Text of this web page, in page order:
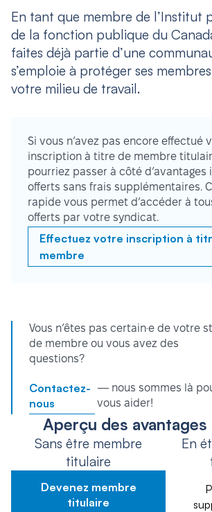
En tant que membre de l’Institut
de la fonction publique du
faites déjà partie d’une
s’emploie à protéger ses
votre milieu de travail.
Si vous n’avez pas encore effectué
inscription à titre de membre
pourriez passer à côté d’avantages
offerts sans frais supplémentaires.
rapide vous permet d’accéder à
offerts par votre syndicat.
Effectuez votre inscription à
membre
Vous n’êtes pas certain·e de votre
de membre ou vous avez des
questions?
Contactez-
nous
— nous sommes là
vous aider!
Aperçu des avantages
Sans être membre
titulaire
Devenez membre
titulaire
En